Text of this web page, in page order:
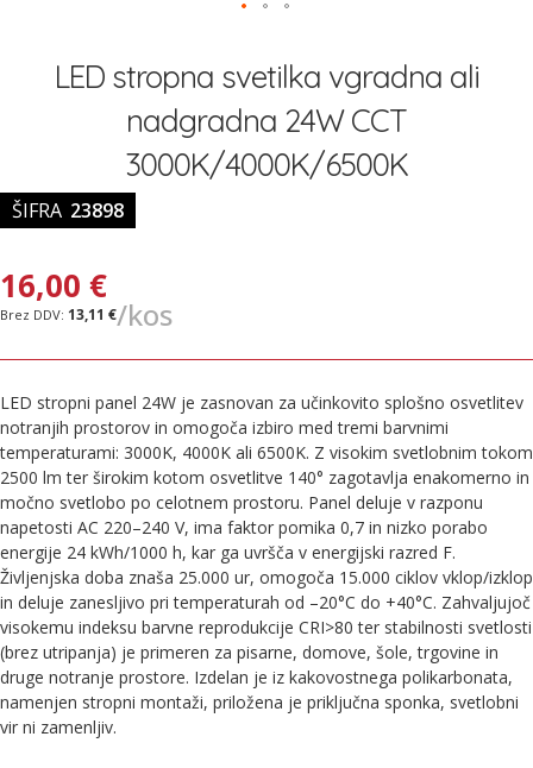
začetekLED stropna svetilka vgradna ali
nadgradna 24W CCT
3000K/4000K/6500K
ŠIFRA 23898
16,00 €
13,11 €/kos
LED stropni panel 24W je zasnovan za učinkovito splošno osvetlitev
notranjih prostorov in omogoča izbiro med tremi barvnimi
temperaturami: 3000K, 4000K ali 6500K. Z visokim svetlobnim tokom
2500 lm ter širokim kotom osvetlitve 140° zagotavlja enakomerno in
močno svetlobo po celotnem prostoru. Panel deluje v razponu
napetosti AC 220–240 V, ima faktor pomika 0,7 in nizko porabo
energije 24 kWh/1000 h, kar ga uvršča v energijski razred F.
Življenjska doba znaša 25.000 ur, omogoča 15.000 ciklov vklop/izklop
in deluje zanesljivo pri temperaturah od –20°C do +40°C. Zahvaljujoč
visokemu indeksu barvne reprodukcije CRI>80 ter stabilnosti svetlosti
(brez utripanja) je primeren za pisarne, domove, šole, trgovine in
druge notranje prostore. Izdelan je iz kakovostnega polikarbonata,
namenjen stropni montaži, priložena je priključna sponka, svetlobni
vir ni zamenljiv.